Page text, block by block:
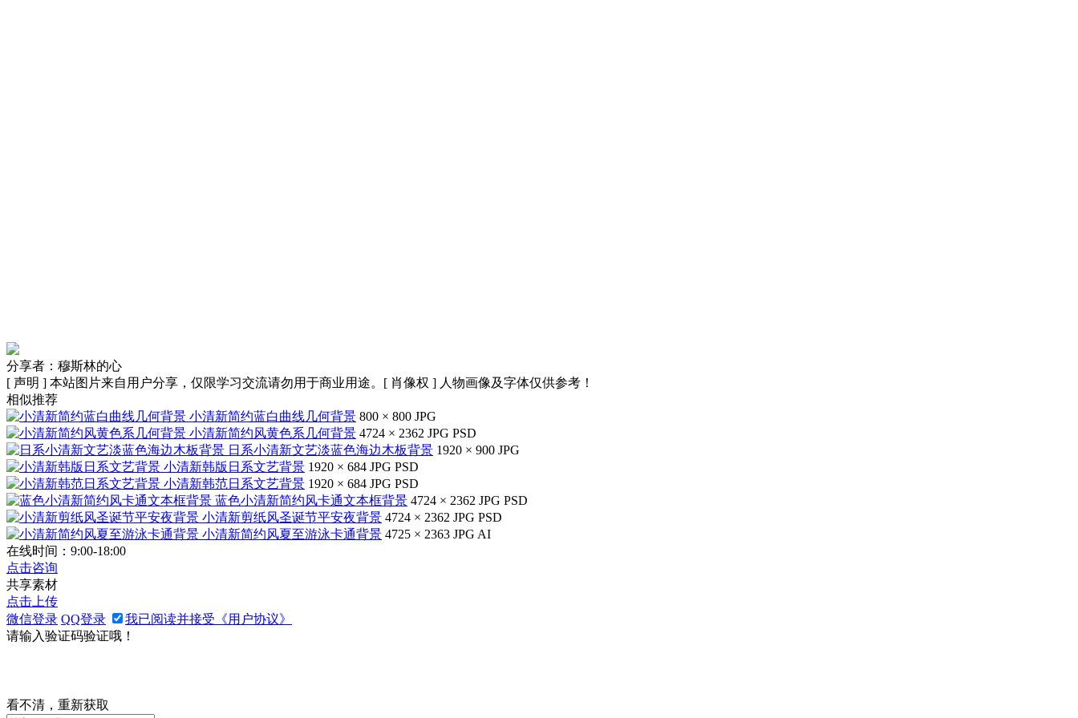
分享者：穆斯林的心
[ 声明 ] 本站图片来自用户分享，仅限学习交流请勿用于商业用途。[ 肖像权 ] 人物画像及字体仅供参考！
相似推荐
小清新简约蓝白曲线几何背景 800 × 800 JPG
小清新简约风黄色系几何背景 4724 × 2362 JPG PSD
日系小清新文艺淡蓝色海边木板背景 1920 × 900 JPG
小清新韩版日系文艺背景 1920 × 684 JPG PSD
小清新韩范日系文艺背景 1920 × 684 JPG PSD
蓝色小清新简约风卡通文本框背景 4724 × 2362 JPG PSD
小清新剪纸风圣诞节平安夜背景 4724 × 2362 JPG PSD
小清新简约风夏至游泳卡通背景 4725 × 2363 JPG AI
在线时间：9:00-18:00
点击咨询
共享素材
点击上传
微信登录 QQ登录
我已阅读并接受《用户协议》
请输入验证码验证哦！
看不清，重新获取